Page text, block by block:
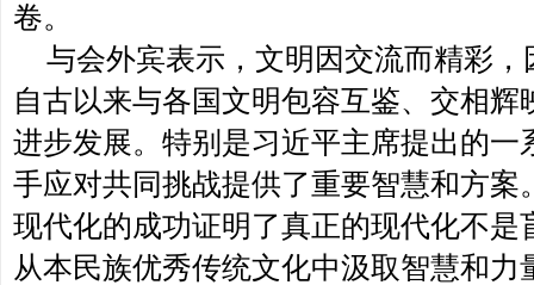
卷。
与会外宾表示，文明因交流而精彩
自古以来与各国文明包容互鉴、交相
进步发展。特别是习近平主席提出的一
手应对共同挑战提供了重要智慧和方案
现代化的成功证明了真正的现代化不是
从本民族优秀传统文化中汲取智慧和